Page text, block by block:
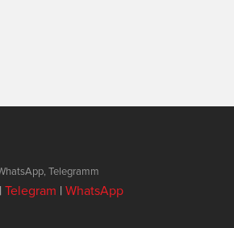
Telegramm
|Telegram |WhatsApp